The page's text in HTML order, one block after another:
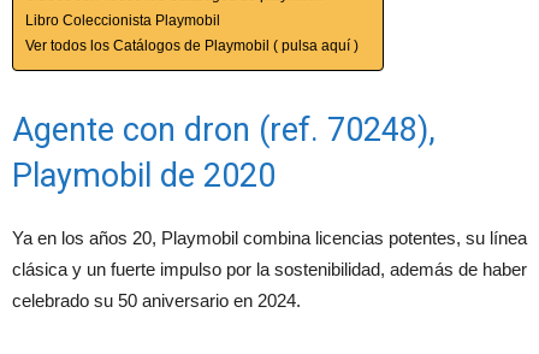
Libro Coleccionista Playmobil
Ver todos los Catálogos de Playmobil ( pulsa aquí )
Agente con dron (ref. 70248),
Playmobil de 2020
Ya en los años 20, Playmobil combina licencias potentes, su línea
clásica y un fuerte impulso por la sostenibilidad, además de haber
celebrado su 50 aniversario en 2024.